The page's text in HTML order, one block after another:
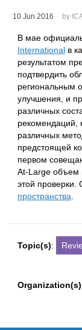
10 Jun 2016 by
В мае
International в
результатом
подтвердить
региональным
улучшения, и
различных
рекомендаций,
различных
предстоящей
первом
At-Large объем
этой
пространства
Topic(s):
Organization(s)